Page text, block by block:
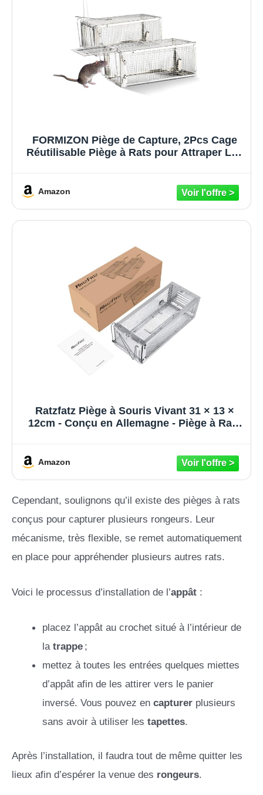
FORMIZON Piège de Capture, 2Pcs Cage
Réutilisable Piège à Rats pour Attraper Les
Amazon
Ratzfatz Piège à Souris Vivant 31 × 13 ×
12cm - Conçu en Allemagne - Piège à Rats
de Taille Similaire
Amazon
Cependant, soulignons qu’il existe des pièges à rats
conçus pour capturer plusieurs rongeurs. Leur
mécanisme, très flexible, se remet automatiquement
en place pour appréhender plusieurs autres rats.
Voici le processus d’installation de l’appât :
placez l’appât au crochet situé à l’intérieur de
la trappe;
mettez à toutes les entrées quelques miettes
d’appât afin de les attirer vers le panier
inversé. Vous pouvez en capturerplusieurs
sans avoir à utiliser les tapettes.
Après l’installation, il faudra tout de même quitter les
lieux afin d’espérer la venue des rongeurs.